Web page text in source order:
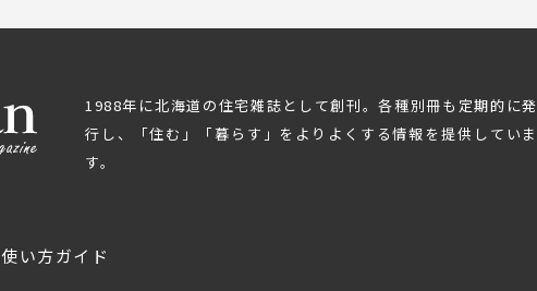
1988年に北海道の住宅雑誌として創刊。各種別冊も定期的に発
行し、「住む」「暮らす」をよりよくする情報を提供していま
す。
使い方ガイド